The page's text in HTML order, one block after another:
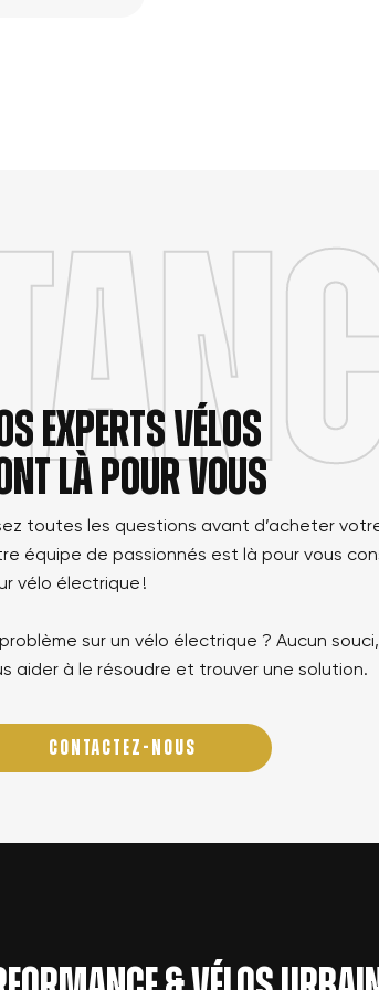
experts vélos
là pour vous
toutes les questions avant d’acheter
équipe de passionnés est là pour vous
vélo électrique !
sur un vélo électrique ? Aucun
aider à le résoudre et trouver une solution.
CONTACTEZ-NOUS